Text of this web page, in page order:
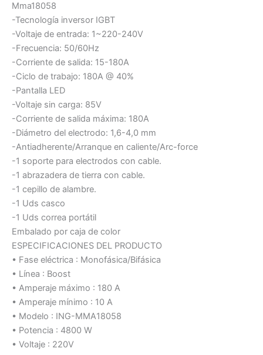
Mma18058
-Tecnología inversor IGBT
-Voltaje de entrada: 1~220-240V
-Frecuencia: 50/60Hz
-Corriente de salida: 15-180A
-Ciclo de trabajo: 180A @ 40%
-Pantalla LED
-Voltaje sin carga: 85V
-Corriente de salida máxima: 180A
-Diámetro del electrodo: 1,6-4,0 mm
-Antiadherente/Arranque en caliente/Arc-force
-1 soporte para electrodos con cable.
-1 abrazadera de tierra con cable.
-1 cepillo de alambre.
-1 Uds casco
-1 Uds correa portátil
Embalado por caja de color
ESPECIFICACIONES DEL PRODUCTO
• Fase eléctrica : Monofásica/Bifásica
• Línea : Boost
• Amperaje máximo : 180 A
• Amperaje mínimo : 10 A
• Modelo : ING-MMA18058
• Potencia : 4800 W
• Voltaje : 220V